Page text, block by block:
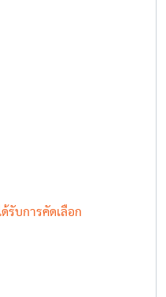
รับการคัดเลือก